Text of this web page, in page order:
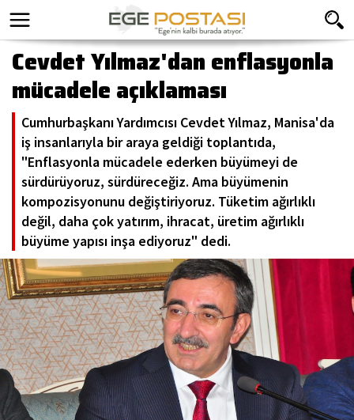
Cevdet Yılmaz'dan enflasyonla
mücadele açıklaması
Cumhurbaşkanı Yardımcısı Cevdet Yılmaz, Manisa'da
iş insanlarıyla bir araya geldiği toplantıda,
"Enflasyonla mücadele ederken büyümeyi de
sürdürüyoruz, sürdüreceğiz. Ama büyümenin
kompozisyonunu değiştiriyoruz. Tüketim ağırlıklı
değil, daha çok yatırım, ihracat, üretim ağırlıklı
büyüme yapısı inşa ediyoruz" dedi.